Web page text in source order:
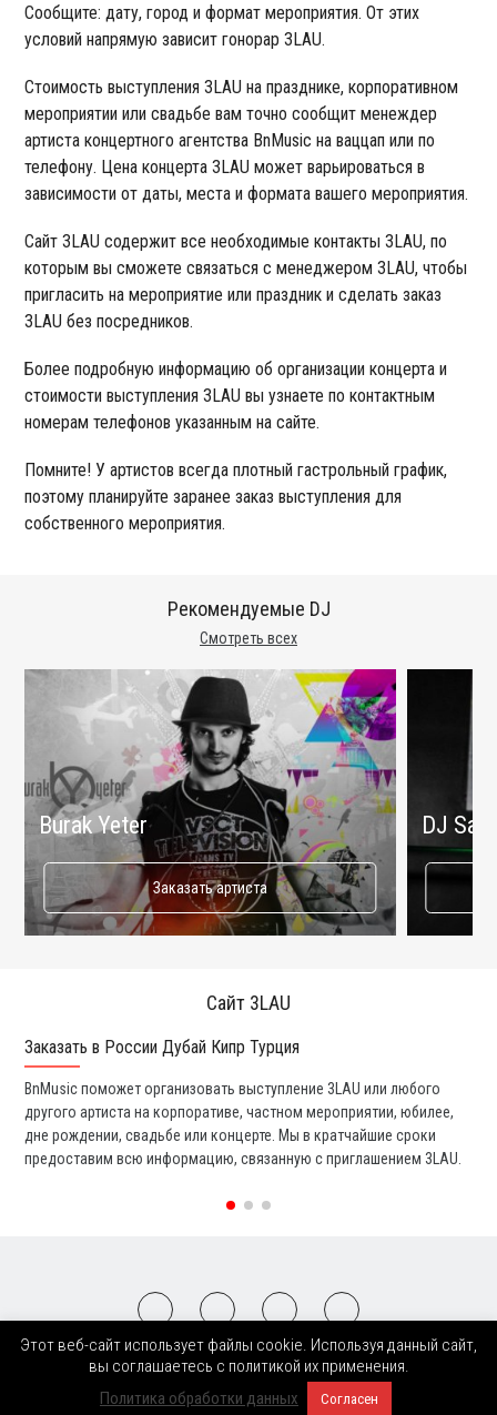
Сообщите: дату, город и формат мероприятия. От этих
условий напрямую зависит гонорар 3LAU.
Стоимость выступления 3LAU на празднике, корпоративном
мероприятии или свадьбе вам точно сообщит менеждер
артиста концертного агентства BnMusic на ваццап или по
телефону. Цена концерта 3LAU может варьироваться в
зависимости от даты, места и формата вашего мероприятия.
Сайт 3LAU содержит все необходимые контакты 3LAU, по
которым вы сможете связаться с менеджером 3LAU, чтобы
пригласить на мероприятие или праздник и сделать заказ
3LAU без посредников.
Более подробную информацию об организации концерта и
стоимости выступления 3LAU вы узнаете по контактным
номерам телефонов указанным на сайте.
Помните! У артистов всегда плотный гастрольный график,
поэтому планируйте заранее заказ выступления для
собственного мероприятия.
Смотреть всех
Рекомендуемые DJ
Burak Yeter
Заказать артиста
DJ
Сайт 3LAU
Заказать в России Дубай Кипр Турция
BnMusic поможет организовать выступление 3LAU или любого
другого артиста на корпоративе, частном мероприятии, юбилее,
дне рождении, свадьбе или концерте. Мы в кратчайшие сроки
предоставим всю информацию, связанную с приглашением 3LAU.
2008-2026 © BnMusic All Right Reserved
Этот веб-сайт использует файлы cookie. Используя данный сайт,
вы соглашаетесь с политикой их применения.
Политика обработки данных
Согласен